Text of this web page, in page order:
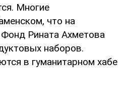
Многие
что на
Рината Ахметова
наборов.
в гуманитарном хабе